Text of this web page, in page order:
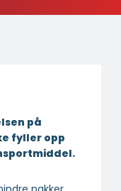
på
fyller opp